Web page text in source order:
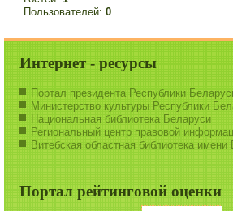
Пользователей:0
Интернет - ресурсы
Портал президента Республики
Министерство культуры Республики
Национальная библиотека Беларуси
Региональный центр правовой
Витебская областная библиотека
Портал рейтинговой оценки